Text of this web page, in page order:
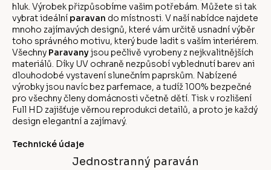
hluk. Výrobek přizpůsobíme vašim potřebám. Můžete si tak
vybrat ideální paravan do místnosti. V naší nabídce najdete
mnoho zajímavých designů, které vám určitě usnadní výběr
toho správného motivu, který bude ladit s vaším interiérem.
Všechny Paravanyjsou pečlivě vyrobeny z nejkvalitnějších
materiálů. Díky UV ochraně nezpůsobí vyblednutí barev ani
dlouhodobé vystavení slunečním paprskům. Nabízené
výrobky jsou navíc bez parfemace, a tudíž 100% bezpečné
pro všechny členy domácnosti včetně dětí. Tisk v rozlišení
Full HD zajišťuje věrnou reprodukci detailů, a proto je každý
design elegantní a zajímavý.
Technické údaje
Jednostranný paraván